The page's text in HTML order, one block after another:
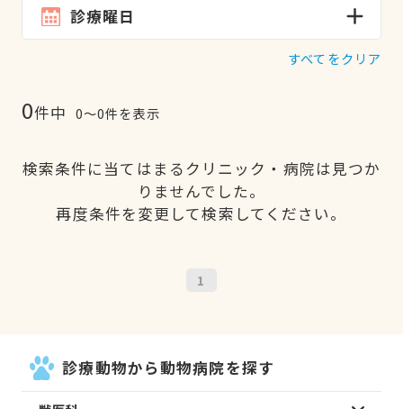
診療曜日
すべてをクリア
0件中 0〜0件を表示
検索条件に当てはまるクリニック・病院は見つか
りませんでした。
再度条件を変更して検索してください。
1
診療動物から動物病院を探す